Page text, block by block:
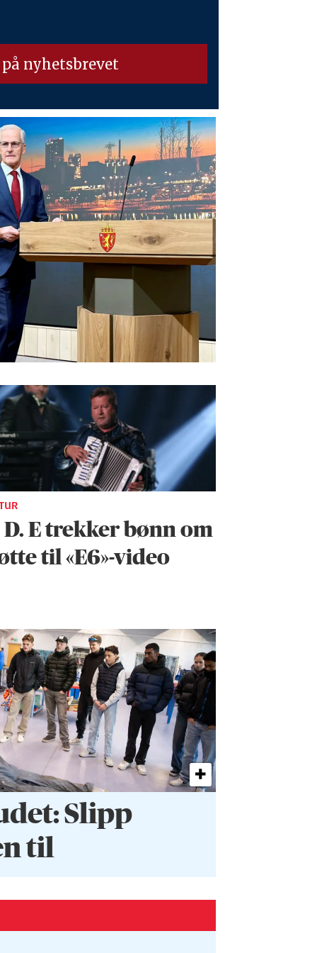
D. E trekker bønn om
til «E6»-video
Slipp
til